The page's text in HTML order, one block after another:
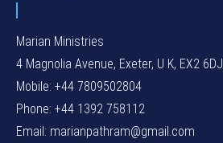
Marian Ministries
4 Magnolia Avenue, Exeter, U K, EX2 6DJ
Mobile: +44 7809502804
Phone: +44 1392 758112
Email: marianpathram@gmail.com